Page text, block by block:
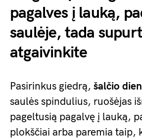
pagalves į lauką,
saulėje, tada
atgaivinkite
Pasirinkus giedrą, šalčio
saulės spindulius, ruošėjas
pageltusią pagalvę į lauką,
plokščiai arba paremia taip,